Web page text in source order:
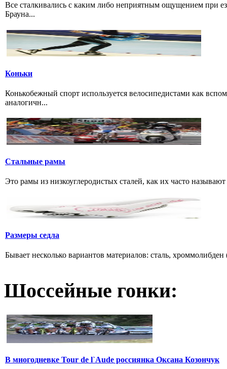
Все сталкивались с каким либо неприятным ощущением при
Брауна...
Коньки
Конькобежный спорт используется велосипедистами как
аналогичн...
Стальные рамы
Это рамы из низкоуглеродистых сталей, как их часто
Размеры седла
Бывает несколько вариантов материалов: сталь,
Шоссейные гонки:
В многодневке Tour de l`Aude россиянка Оксана Козончук